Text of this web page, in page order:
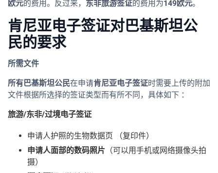
欧元的费用。反过来， 东非旅游签证的费用为149欧元。
肯尼亚电子签证对巴基斯坦公
民的要求
所需文件
所有巴基斯坦公民在申请肯尼亚电子签证时需要上传的附加
文件根据所选择的签证类型而有所不同，具体如下 ：
旅游/东非/过境电子签证
申请人护照的生物数据页 （复印件）
申请人面部的数码照片 （可以用手机或网络摄像头拍
摄）